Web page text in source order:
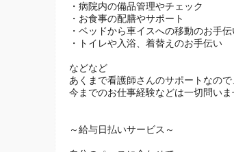
・病院内の備品管理やチェック
・お食事の配膳やサポート
・ベッドから車イスへの移動のお手伝
・トイレや入浴、着替えのお手伝い
などなど
あくまで看護師さんのサポートなので
今までのお仕事経験などは一切問いま
～給与日払いサービス～